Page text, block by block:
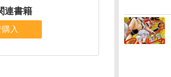
連書籍
入